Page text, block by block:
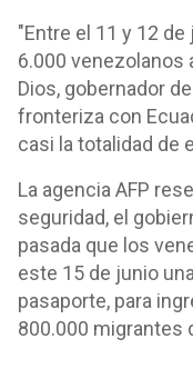
"Entre el 11 y 12
6.000 venezolanos
Dios, gobernador
fronteriza con
casi la totalidad de
La agencia AFP
seguridad, el
pasada que los
este 15 de junio
pasaporte, para
800.000 migrantes